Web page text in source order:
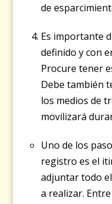
de
Es importante
definido y con
Procure tener
Debe también
los medios de
movilizará
Uno de los
registro es el
adjuntar todo
a realizar.